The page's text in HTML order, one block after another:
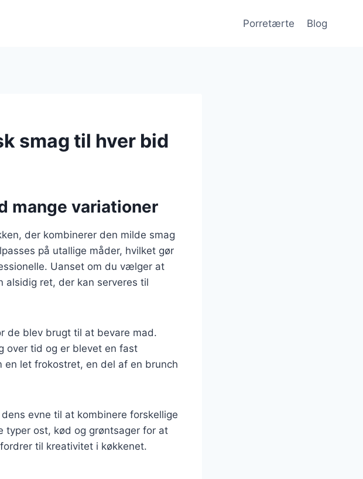
Porretærte Blog
smag til hver bid
mange variationer
der kombinerer den milde smag
på utallige måder, hvilket gør
Uanset om du vælger at
ret, der kan serveres til
de blev brugt til at bevare mad.
over tid og er blevet en fast
let frokostret, en del af en brunch
evne til at kombinere forskellige
typer ost, kød og grøntsager for at
til kreativitet i køkkenet.